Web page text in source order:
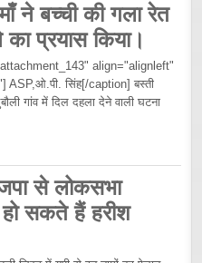
ने बच्ची की गला रेत
का प्रयास किया।
align="alignleft"
ASP,ओ.पी. सिंह[/caption] बस्ती
गांव में दिल दहला देने वाली घटना
से लोकसभा
हो सकते हैं हरीश